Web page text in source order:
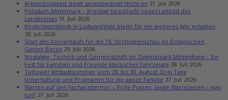
Arbeitslosigkeit steigt saisonbedingt leicht an 31. Juli 2026
Potsdam-Mittelmark – Kreistag beschließt neues Leitbild des
Landkreises 31. Juli 2026
Kindertagesklinik in Ludwigsfelde bleibt für ein weiteres Jahr erhalten
30. Juli 2026
Start des Vorverkaufs für die 16. Orchideenschau im Botanischen
Garten Berlin 29. Juli 2026
Nostalgie, Technik und Gemeinschaft im Ziegeleipark Mildenberg – Ein
Fest für Familien und Freunde klassischer Fahrzeuge 28. Juli 2026
Teltower Altstadtsommer vom 28. bis 30. August: Drei Tage
Unterhaltung und Programm für die ganze Familie 27. Juli 2026
Warten auf den Facharzttermin – Volle Praxen, lange Wartezeiten – was
tun? 27. Juli 2026